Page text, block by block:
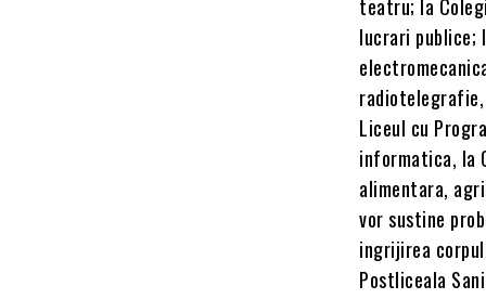
teatru; la
lucrari publice;
radiotelegrafie,
Liceul cu
informatica, la
alimentara,
vor sustine
ingrijirea
Postliceala